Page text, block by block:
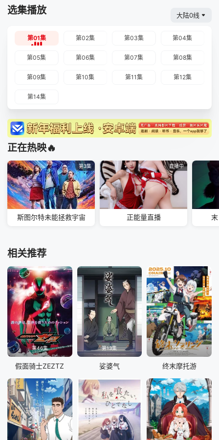
选集播放 大陆0线
第01集 第02集 第03集 第04集
第05集 第06集 第07集 第08集
第09集 第10集 第11集 第12集
第14集
正在热映🔥
第3集
斯图尔特未能拯救宇宙
直播中
正能量直播
相关推荐
第46集
假面骑士ZEZTZ
第13集
娑婆气
12集全
终末摩托游